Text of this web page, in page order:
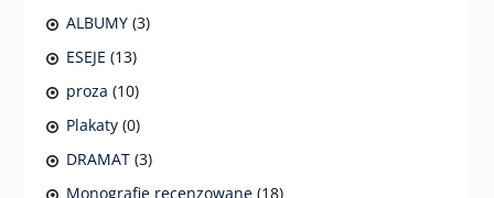
ALBUMY (3)
ESEJE (13)
proza (10)
Plakaty (0)
DRAMAT (3)
Monografie recenzowane (18)